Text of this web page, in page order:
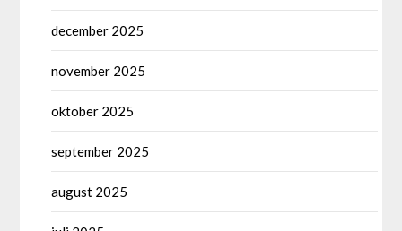
december 2025
november 2025
oktober 2025
september 2025
august 2025